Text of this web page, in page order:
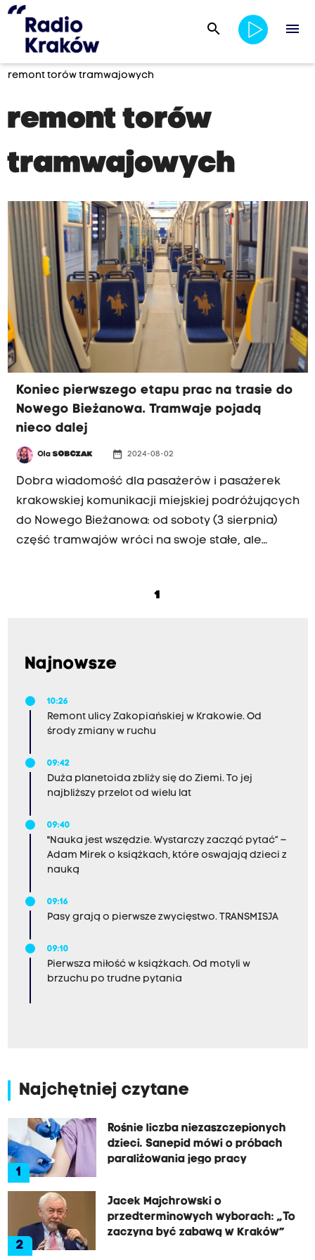
search menu
remont torów tramwajowych
remont torów
tramwajowych
Koniec pierwszego etapu prac na trasie do
Nowego Bieżanowa. Tramwaje pojadą
nieco dalej
OlaSOBCZAK date_range 2024-08-02
Dobra wiadomość dla pasażerów i pasażerek
krakowskiej komunikacji miejskiej podróżujących
do Nowego Bieżanowa: od soboty (3 sierpnia)
część tramwajów wróci na swoje stałe, ale
1
Najnowsze
10:26
Remont ulicy Zakopiańskiej w Krakowie. Od
środy zmiany w ruchu
09:42
Duża planetoida zbliży się do Ziemi. To jej
najbliższy przelot od wielu lat
09:40
"Nauka jest wszędzie. Wystarczy zacząć pytać” –
Adam Mirek o książkach, które oswajają dzieci z
nauką
09:16
Pasy grają o pierwsze zwycięstwo. TRANSMISJA
09:10
Pierwsza miłość w książkach. Od motyli w
brzuchu po trudne pytania
Najchętniej czytane
1
Rośnie liczba niezaszczepionych
dzieci. Sanepid mówi o próbach
paraliżowania jego pracy
2
Jacek Majchrowski o
przedterminowych wyborach: „To
zaczyna być zabawą w Kraków”